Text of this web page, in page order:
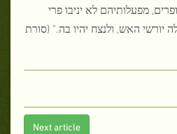
מפעלותיהם לא יניבו פרי
יורשי האש, ולנצח יהיו בה." (סורת
Next article